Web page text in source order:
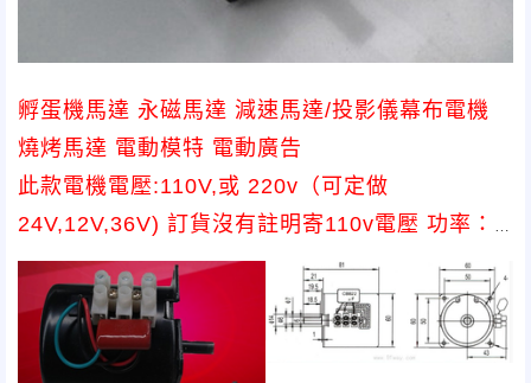
孵蛋機馬達 永磁馬達 減速馬達/投影儀幕布電機
燒烤馬達 電動模特 電動廣告
此款電機電壓:110V,或 220v（可定做
24V,12V,36V) 訂貨沒有註明寄110v電壓 功率：
14W 軸為中心軸，軸徑7mm 此款型號為
60KTYZ,馬達支援正反轉